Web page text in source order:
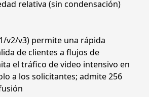
relativa (sin condensación)
v2/v3) permite una rápida
de clientes a flujos de
el tráfico de video intensivo en
a los solicitantes; admite 256